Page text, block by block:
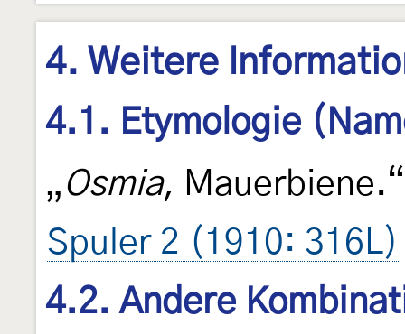
4. Weitere
4.1. Etymologie
„Osmia, Mauerbiene.“
Spuler 2 (1910: 316L)
4.2. Andere